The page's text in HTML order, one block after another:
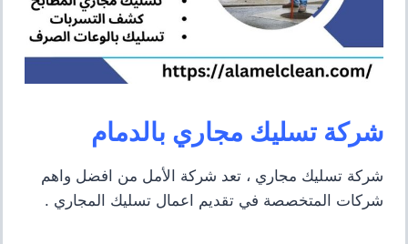
شركة تسليك مجاري بالدمام
شركة تسليك مجاري ، تعد شركة الأمل من افضل واهم
شركات المتخصصة في تقديم اعمال تسليك المجاري .